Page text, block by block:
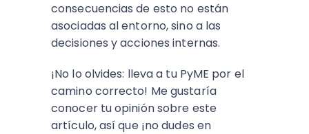
consecuencias de esto no están
asociadas al entorno, sino a las
decisiones y acciones internas.
¡No lo olvides: lleva a tu PyME por el
camino correcto! Me gustaría
conocer tu opinión sobre este
artículo, así que ¡no dudes en